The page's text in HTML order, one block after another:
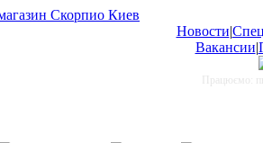
Новости|
Вакансии|
Працюємо: